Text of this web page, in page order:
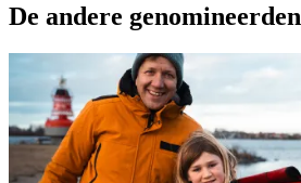
De andere genomineerden